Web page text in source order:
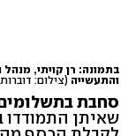
בתמונה: רן קויתי,
והתעשייה(צילום:
סחבת
שאיתן